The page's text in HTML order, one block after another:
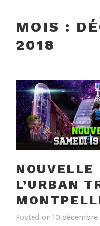
MOIS :
2018
NOUVELLE
L’URBAN
Posted on 10 décembre